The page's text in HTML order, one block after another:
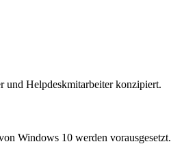
und Helpdeskmitarbeiter konzipiert.
Windows 10 werden vorausgesetzt.